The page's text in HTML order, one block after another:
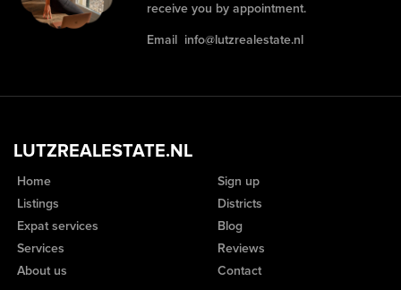
receive you by appointment.
Email info@lutzrealestate.nl
LUTZREALESTATE.NL
Home
Listings
Expat services
Services
About us
Sign up
Districts
Blog
Reviews
Contact